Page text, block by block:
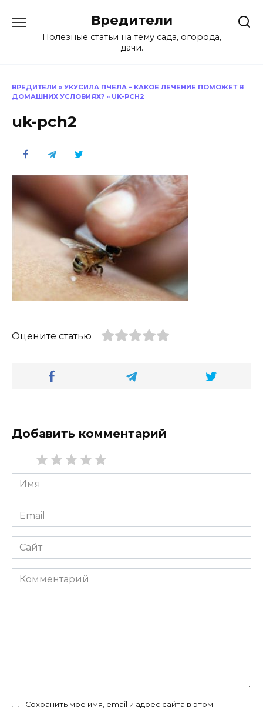
содержанию
Вредители
Полезные статьи на тему сада, огорода,
дачи.
ВРЕДИТЕЛИ » УКУСИЛА ПЧЕЛА – КАКОЕ ЛЕЧЕНИЕ ПОМОЖЕТ В
ДОМАШНИХ УСЛОВИЯХ? » UK-PCH2
uk-pch2
Оцените статью
Добавить комментарий
Имя
*
Email
*
Сайт
Комментарий
Сохранить моё имя, email и адрес сайта в этом